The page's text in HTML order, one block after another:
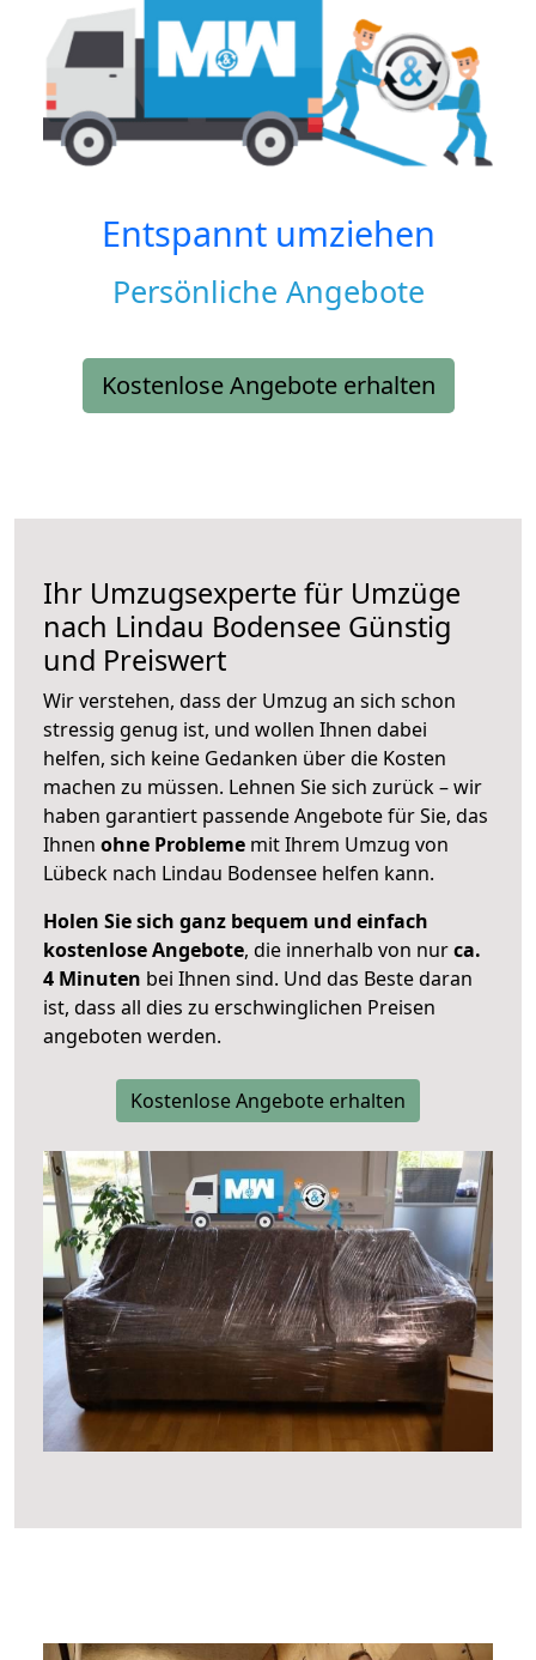
Entspannt umziehen
Persönliche Angebote
Kostenlose Angebote erhalten
Ihr Umzugsexperte für Umzüge
nach Lindau Bodensee Günstig
und Preiswert
Wir verstehen, dass der Umzug an sich schon
stressig genug ist, und wollen Ihnen dabei
helfen, sich keine Gedanken über die Kosten
machen zu müssen. Lehnen Sie sich zurück – wir
haben garantiert passende Angebote für Sie, das
Ihnen ohne Probleme mit Ihrem Umzug von
Lübeck nach Lindau Bodensee helfen kann.
Holen Sie sich ganz bequem und einfach
kostenlose Angebote, die innerhalb von nurca.
4 Minuten bei Ihnen sind. Und das Beste daran
ist, dass all dies zu erschwinglichen Preisen
angeboten werden.
Kostenlose Angebote erhalten